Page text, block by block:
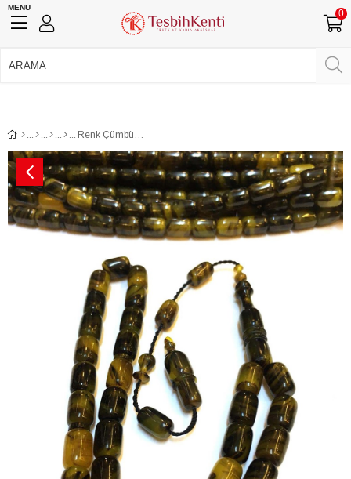
MENU
0
Renk Çümbüşü Kesme Kesim Sıkma Kehribar